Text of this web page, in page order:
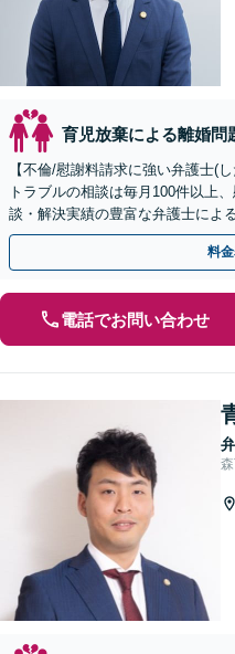
育児放棄による離婚問
【不倫/慰謝料請求に強い弁護士(
トラブルの相談は毎月100件以上
談・解決実績の豊富な弁護士によ
倫相談は初回0円】【関東エリア
料
電話でお問い合わせ